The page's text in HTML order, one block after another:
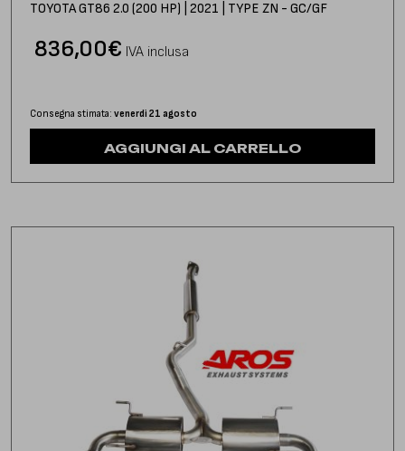
TOYOTA GT86 2.0 (200 HP) | 2021 | TYPE ZN - GC/GF
€
836,00 IVA inclusa
Consegna stimata: venerdì 21 agosto
AGGIUNGI AL CARRELLO